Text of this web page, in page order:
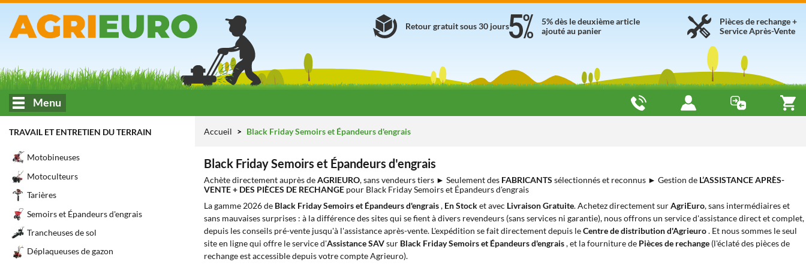
Pièces de rechange +
Service Après-Vente
5% dès le deuxième article
ajouté au panier
Retour gratuit sous 30 jours
Menu
TRAVAIL ET ENTRETIEN DU TERRAIN
Motobineuses
Motoculteurs
Tarières
Semoirs et Épandeurs d'engrais
Trancheuses de sol
Déplaqueuses de gazon
Accueil Black Friday Semoirs et Épandeurs d'engrais
Black Friday Semoirs et Épandeurs d'engrais
Achète directement auprès deAGRIEURO, sans vendeurs tiers ► Seulement des FABRICANTS sélectionnés et reconnus ► Gestion de L’ASSISTANCE APRÈS-
VENTE + DES PIÈCES DE RECHANGE pour Black Friday Semoirs et Épandeurs d'engrais
La gamme 2026 de Black Friday Semoirs et Épandeurs d'engrais, En Stocket avec Livraison Gratuite. Achetez directement surAgriEuro, sans intermédiaires et
sans mauvaises surprises : à la différence des sites qui se fient à divers revendeurs (sans services ni garantie), nous offrons un service d'assistance direct et complet,
depuis les conseils pré-vente jusqu'à l'assistance après-vente. L'expédition se fait directement depuis leCentre de distribution d'Agrieuro. Et nous sommes le seul
site en ligne qui offre le service d'Assistance SAVsur Black Friday Semoirs et Épandeurs d'engrais, et la fourniture de Pièces de rechange (l'éclaté des pièces de
rechange est accessible depuis votre compte Agrieuro).